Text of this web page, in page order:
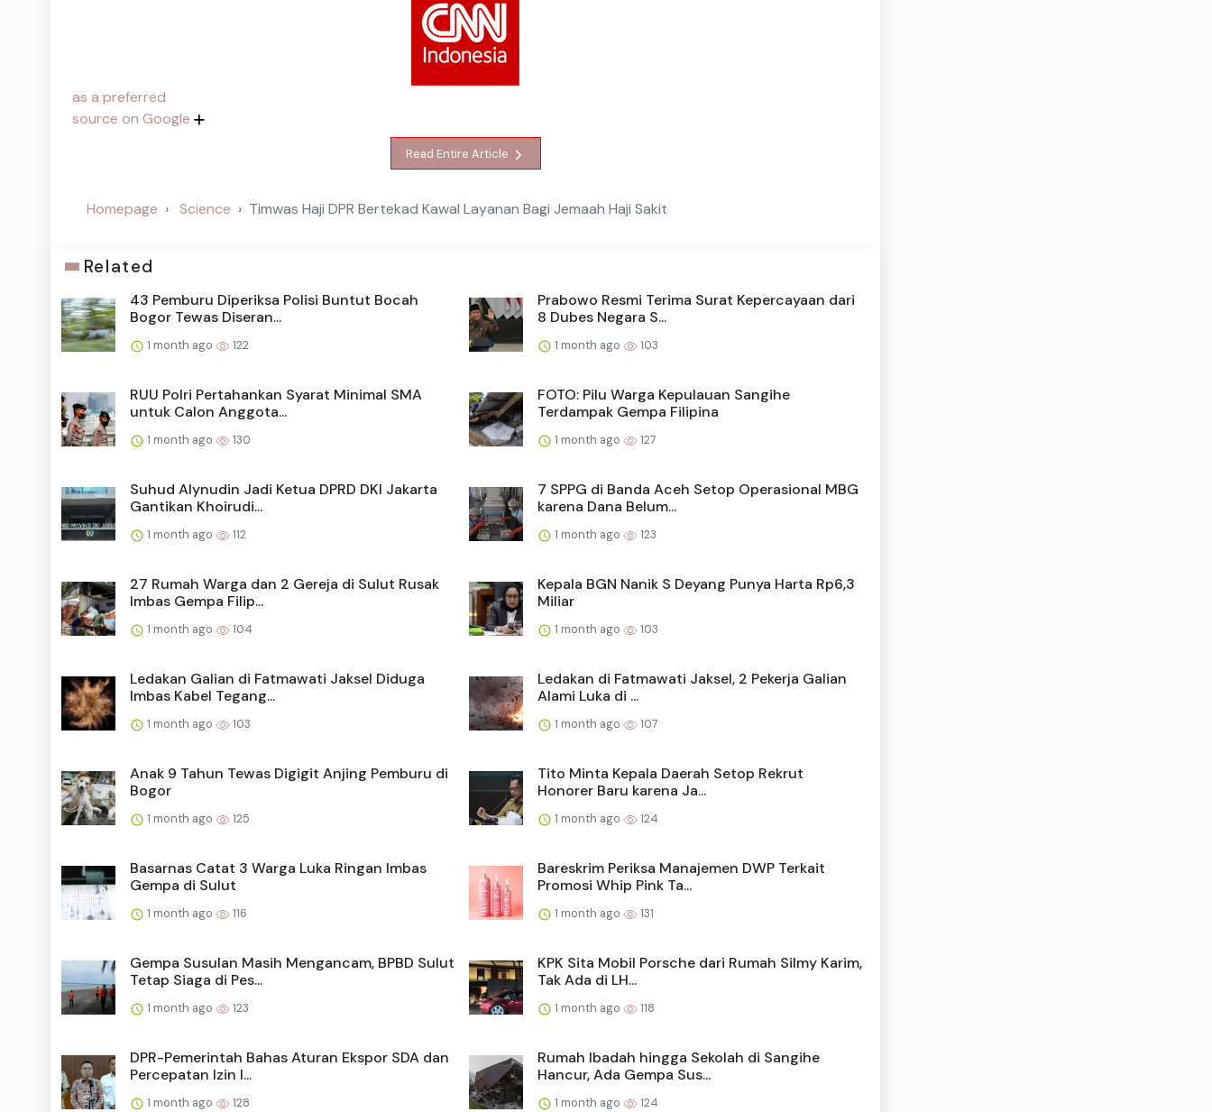
as a preferred
source on Google
Read Entire Article
Homepage Science Timwas Haji DPR Bertekad Kawal Layanan Bagi Jemaah Haji Sakit
Related
43 Pemburu Diperiksa Polisi Buntut Bocah
Bogor Tewas Diseran...
1 month ago 122
Prabowo Resmi Terima Surat Kepercayaan dari
8 Dubes Negara S...
1 month ago 103
RUU Polri Pertahankan Syarat Minimal SMA
untuk Calon Anggota...
1 month ago 130
FOTO: Pilu Warga Kepulauan Sangihe
Terdampak Gempa Filipina
1 month ago 127
Suhud Alynudin Jadi Ketua DPRD DKI Jakarta
Gantikan Khoirudi...
1 month ago 112
7 SPPG di Banda Aceh Setop Operasional MBG
karena Dana Belum...
1 month ago 123
27 Rumah Warga dan 2 Gereja di Sulut Rusak
Imbas Gempa Filip...
1 month ago 104
Kepala BGN Nanik S Deyang Punya Harta Rp6,3
Miliar
1 month ago 103
Ledakan Galian di Fatmawati Jaksel Diduga
Imbas Kabel Tegang...
1 month ago 103
Ledakan di Fatmawati Jaksel, 2 Pekerja Galian
Alami Luka di ...
1 month ago 107
Anak 9 Tahun Tewas Digigit Anjing Pemburu di
Bogor
1 month ago 125
Tito Minta Kepala Daerah Setop Rekrut
Honorer Baru karena Ja...
1 month ago 124
Basarnas Catat 3 Warga Luka Ringan Imbas
Gempa di Sulut
1 month ago 116
Bareskrim Periksa Manajemen DWP Terkait
Promosi Whip Pink Ta...
1 month ago 131
Gempa Susulan Masih Mengancam, BPBD Sulut
Tetap Siaga di Pes...
1 month ago 123
KPK Sita Mobil Porsche dari Rumah Silmy Karim,
Tak Ada di LH...
1 month ago 118
DPR-Pemerintah Bahas Aturan Ekspor SDA dan
Percepatan Izin I...
1 month ago 128
Rumah Ibadah hingga Sekolah di Sangihe
Hancur, Ada Gempa Sus...
1 month ago 124